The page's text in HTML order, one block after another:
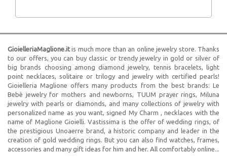
GioielleriaMaglione.itis much more than an online jewelry store. Thanks
to our offers, you can buy classic or trendy jewelry in gold or silver of
big brands choosing among diamond jewelry, tennis bracelets, light
point necklaces, solitaire or trilogy and jewelry with certified pearls!
Gioielleria Maglione offers many products from the best brands: Le
Bebè jewelry for mothers and newborns, TUUM prayer rings, Miluna
jewelry with pearls or diamonds, and many collections of jewelry with
personalized name as you want, signed My Charm , necklaces with the
name of Maglione Gioielli. Vastissima is the offer of wedding rings, of
the prestigious Unoaerre brand, a historic company and leader in the
creation of gold wedding rings. But you can also find watches, frames,
accessories and many gift ideas for him and her. All comfortably online...